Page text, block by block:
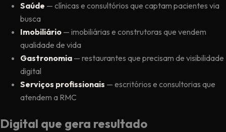
Saúde — clínicas e consultórios que captam pacientes via
busca
Imobiliário — imobiliárias e construtoras que vendem
qualidade de vida
Gastronomia — restaurantes que precisam de visibilidade
digital
Serviços profissionais — escritórios e consultorias que
atendem a RMC
Digital que gera resultado